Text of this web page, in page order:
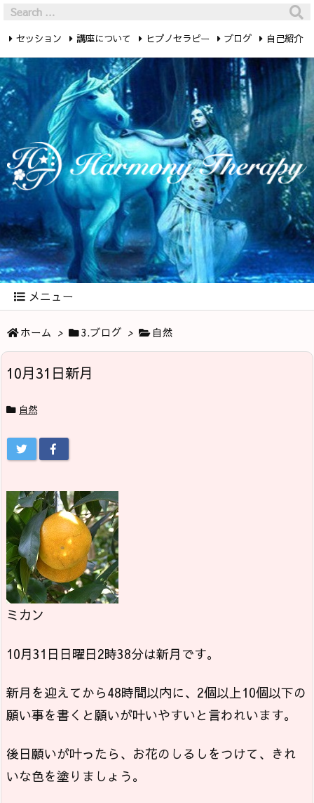
メニュー
セッション 講座について ヒプノセラピー ブログ 自己紹介
最新記事 お問い合わせ
ホーム > 3.ブログ > 自然
10月31日新月
自然
ミカン
10月31日日曜日2時38分は新月です。
新月を迎えてから48時間以内に、2個以上10個以下の
願い事を書くと願いが叶いやすいと言われいます。
後日願いが叶ったら、お花のしるしをつけて、きれ
いな色を塗りましょう。